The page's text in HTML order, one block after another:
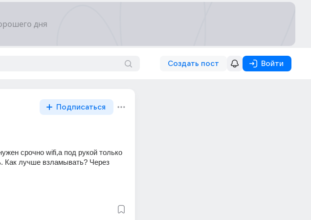
Создать пост Войти
Подписаться
срочно wifi,а под рукой только
Как лучше взламывать? Через